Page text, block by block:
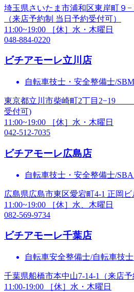
埼玉県さいたま市浦和区東岸町９
（来店予約制 当日予約受付可）
11:00~19:00 ［休］水・木曜日
048-884-0220
ビチアモーレ立川店
自転車技士・安全整備士/
東京都立川市柴崎町2丁目2−19
受付可)
11:00~19:00 ［休］水・木曜日
042-512-7035
ビチアモーレ広島店
自転車技士・安全整備士/
広島県広島市東区愛宕町4-1 正岡ビ
11:00~19:00 ［休］水、木曜日
082-569-9734
ビチアモーレ千葉店
自転車安全整備士/自転車技
千葉県船橋市本中山7-14-1（来店予
11:00-19:00 ［休］水・木曜日